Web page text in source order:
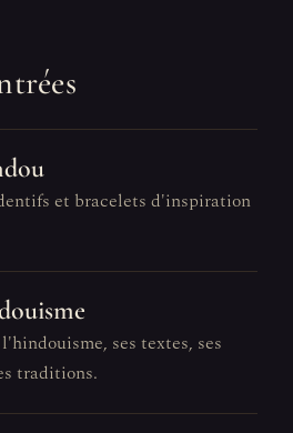
et bracelets d'inspiration
ses textes, ses
traditions.